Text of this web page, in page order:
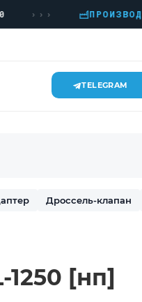
››› ПРОИЗВОДСТВО
TELEGRAM
Дроссель-клапан
[нп]